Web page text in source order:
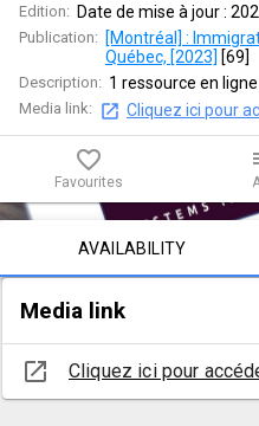
directives
du
programme
et
de
soutien
à
l'intégration
Edition: Date de mise à jour :
Publication: [Montréal] :
Québec, [2023] [69]
Description: 1 ressource en
Media link: Cliquez ici pour
favorite_border
Favourites
Notice content
AVAILABILITY
Media link
open_in_new Cliquez ici pour